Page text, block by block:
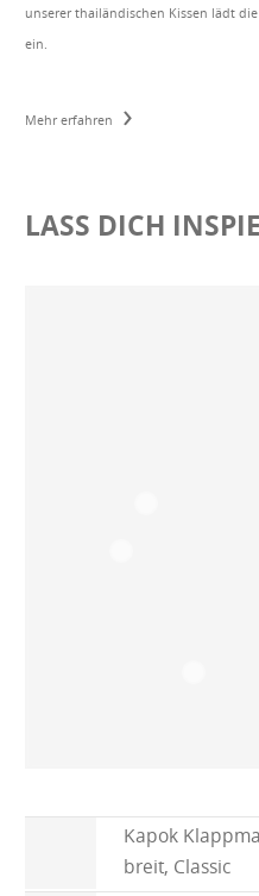
unserer thailändischen Kissen lädt
ein.
Mehr erfahren ›
LASS DICH
Kapok
breit, Classic